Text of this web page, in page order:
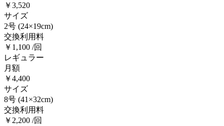
￥3,520
サイズ
2号 (24×19cm)
交換利用料
￥1,100 /回
レギュラー
月額
￥4,400
サイズ
8号 (41×32cm)
交換利用料
￥2,200 /回